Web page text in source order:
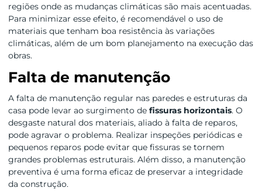
regiões onde as mudanças climáticas são mais acentuadas.
Para minimizar esse efeito, é recomendável o uso de
materiais que tenham boa resistência às variações
climáticas, além de um bom planejamento na execução das
obras.
Falta de manutenção
A falta de manutenção regular nas paredes e estruturas da
casa pode levar ao surgimento de fissuras horizontais. O
desgaste natural dos materiais, aliado à falta de reparos,
pode agravar o problema. Realizar inspeções periódicas e
pequenos reparos pode evitar que fissuras se tornem
grandes problemas estruturais. Além disso, a manutenção
preventiva é uma forma eficaz de preservar a integridade
da construção.